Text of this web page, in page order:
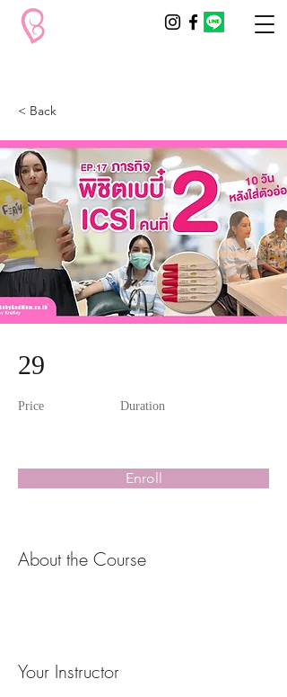
< Back
29
Price Duration
Enroll
About the Course
Your Instructor